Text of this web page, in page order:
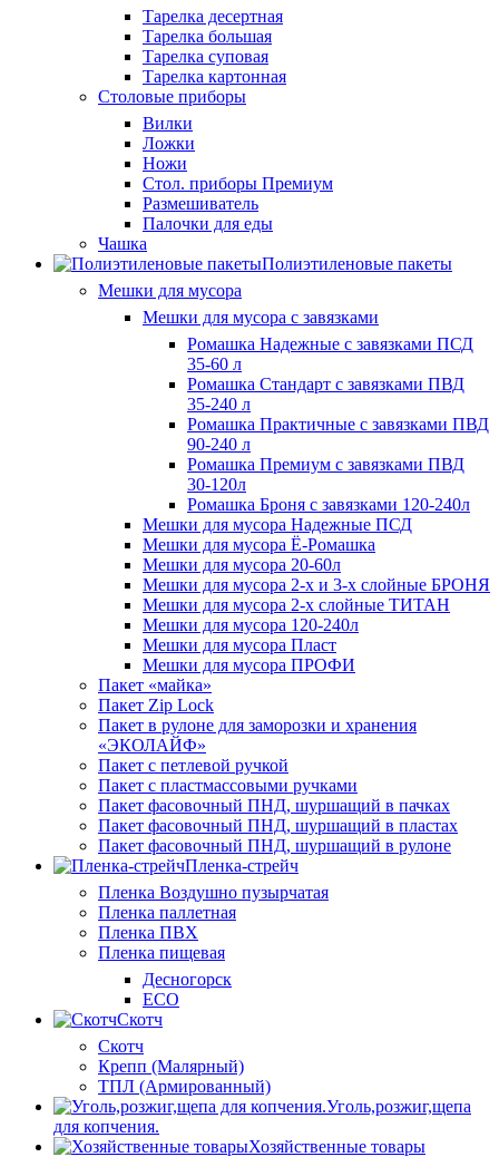
Тарелка десертная
Тарелка большая
Тарелка суповая
Тарелка картонная
Столовые приборы
Вилки
Ложки
Ножи
Стол. приборы Премиум
Размешиватель
Палочки для еды
Чашка
Полиэтиленовые пакеты
Мешки для мусора
Мешки для мусора с завязками
Ромашка Надежные с завязками ПСД
35-60 л
Ромашка Стандарт с завязками ПВД
35-240 л
Ромашка Практичные с завязками ПВД
90-240 л
Ромашка Премиум с завязками ПВД
30-120л
Ромашка Броня с завязками 120-240л
Мешки для мусора Надежные ПСД
Мешки для мусора Ё-Ромашка
Мешки для мусора 20-60л
Мешки для мусора 2-х и 3-х слойные БРОНЯ
Мешки для мусора 2-х слойные ТИТАН
Мешки для мусора 120-240л
Мешки для мусора Пласт
Мешки для мусора ПРОФИ
Пакет «майка»
Пакет Zip Lock
Пакет в рулоне для заморозки и хранения
«ЭКОЛАЙФ»
Пакет с петлевой ручкой
Пакет с пластмассовыми ручками
Пакет фасовочный ПНД, шуршащий в пачках
Пакет фасовочный ПНД, шуршащий в пластах
Пакет фасовочный ПНД, шуршащий в рулоне
Пленка-стрейч
Пленка Воздушно пузырчатая
Пленка паллетная
Пленка ПВХ
Пленка пищевая
Десногорск
ECO
Скотч
Скотч
Крепп (Малярный)
ТПЛ (Армированный)
Уголь,розжиг,щепа
для копчения.
Хозяйственные товары